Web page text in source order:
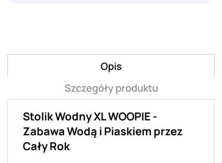
Opis
Szczegóły produktu
Stolik Wodny XL WOOPIE -
Zabawa Wodą i Piaskiem przez
Cały Rok